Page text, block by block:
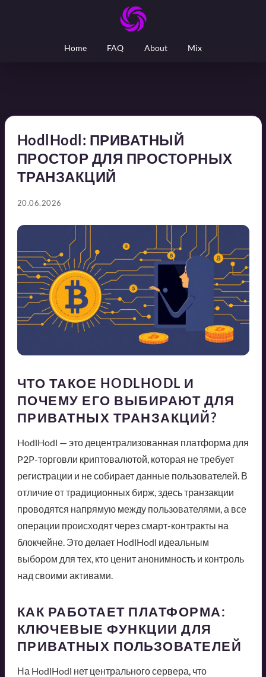
Home FAQ About Mix
HodlHodl: ПРИВАТНЫЙ
ПРОСТОР ДЛЯ ПРОСТОРНЫХ
ТРАНЗАКЦИЙ
20.06.2026
ЧТО ТАКОЕ HODLHODL И
ПОЧЕМУ ЕГО ВЫБИРАЮТ ДЛЯ
ПРИВАТНЫХ ТРАНЗАКЦИЙ?
HodlHodl — это децентрализованная платформа для
P2P-торговли криптовалютой, которая не требует
регистрации и не собирает данные пользователей. В
отличие от традиционных бирж, здесь транзакции
проводятся напрямую между пользователями, а все
операции происходят через смарт-контракты на
блокчейне. Это делает HodlHodl идеальным
выбором для тех, кто ценит анонимность и контроль
над своими активами.
КАК РАБОТАЕТ ПЛАТФОРМА:
КЛЮЧЕВЫЕ ФУНКЦИИ ДЛЯ
ПРИВАТНЫХ ПОЛЬЗОВАТЕЛЕЙ
На HodlHodl нет центрального сервера, что